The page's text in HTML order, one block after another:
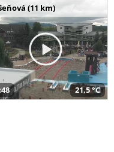
(11 km)
21,5 °C